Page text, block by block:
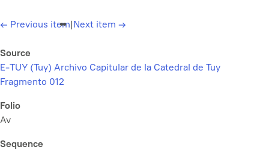
← Previous item|Next item →
Source
E-TUY (Tuy) Archivo Capitular de la Catedral de Tuy
Fragmento 012
Folio
Av
Sequence